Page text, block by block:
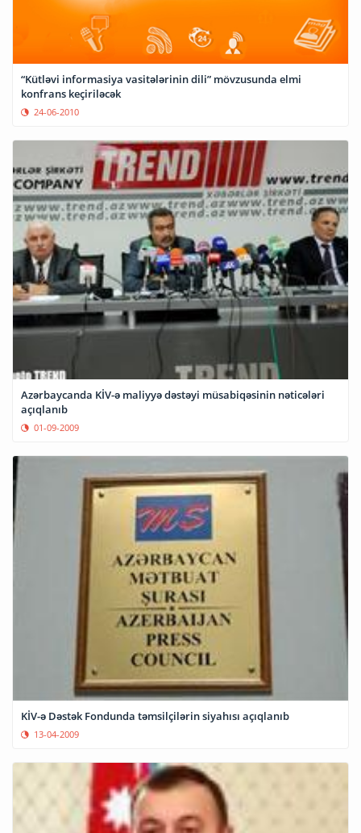
“Kütləvi informasiya vasitələrinin dili” mövzusunda elmi
konfrans keçiriləcək
24-06-2010
Azərbaycanda KİV-ə maliyyə dəstəyi müsabiqəsinin nəticələri
açıqlanıb
01-09-2009
KİV-ə Dəstək Fondunda təmsilçilərin siyahısı açıqlanıb
13-04-2009